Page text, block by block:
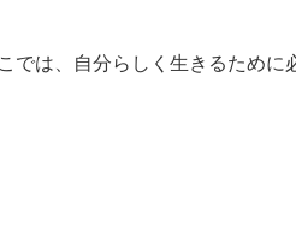
では、自分らしく生きるために